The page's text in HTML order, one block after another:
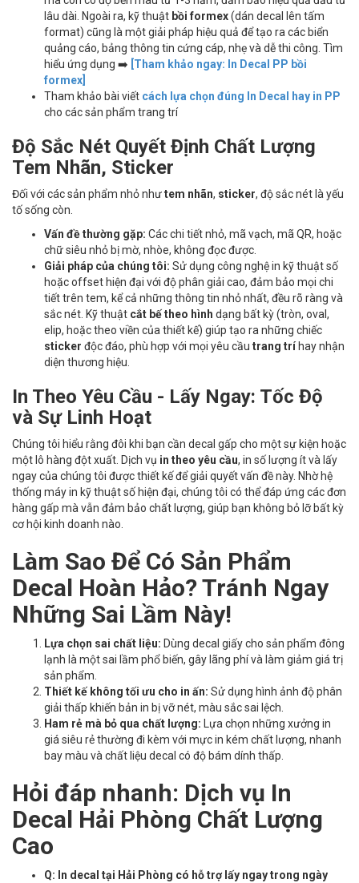
lâu dài. Ngoài ra, kỹ thuật bồi formex(dán decal lên tấm
format) cũng là một giải pháp hiệu quả để tạo ra các biển
quảng cáo, bảng thông tin cứng cáp, nhẹ và dễ thi công. Tìm
hiểu ứng dụng ➡️ [Tham khảo ngay: In Decal PP bồi
formex]
Tham khảo bài viết cách lựa chọn đúng In Decal hay in PP
cho các sản phẩm trang trí
Độ Sắc Nét Quyết Định Chất Lượng
Tem Nhãn, Sticker
Đối với các sản phẩm nhỏ nhưtem nhãn, sticker, độ sắc nét là yếu
tố sống còn.
Vấn đề thường gặp: Các chi tiết nhỏ, mã vạch, mã QR, hoặc
chữ siêu nhỏ bị mờ, nhòe, không đọc được.
Giải pháp của chúng tôi: Sử dụng công nghệ in kỹ thuật số
hoặc offset hiện đại với độ phân giải cao, đảm bảo mọi chi
tiết trên tem, kể cả những thông tin nhỏ nhất, đều rõ ràng và
sắc nét. Kỹ thuật cắt bế theo hình dạng bất kỳ (tròn, oval,
elip, hoặc theo viền của thiết kế) giúp tạo ra những chiếc
sticker độc đáo, phù hợp với mọi yêu cầu trang tríhay nhận
diện thương hiệu.
In Theo Yêu Cầu - Lấy Ngay: Tốc Độ
và Sự Linh Hoạt
Chúng tôi hiểu rằng đôi khi bạn cần decal gấp cho một sự kiện hoặc
một lô hàng đột xuất. Dịch vụ in theo yêu cầu, in số lượng ít và lấy
ngay của chúng tôi được thiết kế để giải quyết vấn đề này. Nhờ hệ
thống máy in kỹ thuật số hiện đại, chúng tôi có thể đáp ứng các đơn
hàng gấp mà vẫn đảm bảo chất lượng, giúp bạn không bỏ lỡ bất kỳ
cơ hội kinh doanh nào.
Làm Sao Để Có Sản Phẩm
Decal Hoàn Hảo? Tránh Ngay
Những Sai Lầm Này!
Lựa chọn sai chất liệu: Dùng decal giấy cho sản phẩm đông
lạnh là một sai lầm phổ biến, gây lãng phí và làm giảm giá trị
sản phẩm.
Thiết kế không tối ưu cho in ấn: Sử dụng hình ảnh độ phân
giải thấp khiến bản in bị vỡ nét, màu sắc sai lệch.
Ham rẻ mà bỏ qua chất lượng: Lựa chọn những xưởng in
giá siêu rẻ thường đi kèm với mực in kém chất lượng, nhanh
bay màu và chất liệu decal có độ bám dính thấp.
Hỏi đáp nhanh: Dịch vụ In
Decal Hải Phòng Chất Lượng
Cao
Q: In decal tại Hải Phòng có hỗ trợ lấy ngay trong ngày